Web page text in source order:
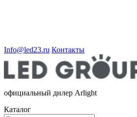
Info@led23.ru Контакты
официальный дилер Arlight
Каталог